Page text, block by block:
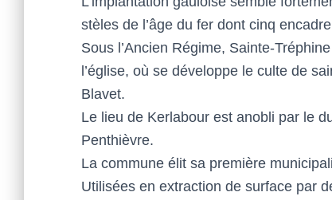
stèles de l’âge du fer dont cinq
Sous l’Ancien Régime, Sainte-
l’église, où se développe le culte de
Blavet.
Le lieu de Kerlabour est anobli par le
Penthièvre.
La commune élit sa première
Utilisées en extraction de surface par